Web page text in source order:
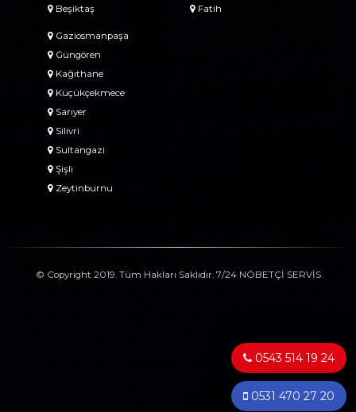
Beşiktaş
Fatih
Gaziosmanpaşa
Güngören
Kağıthane
Küçükçekmece
Sarıyer
Silivri
Sultangazi
Şişli
Zeytinburnu
© Copyright 2019. Tüm Hakları Saklıdır. 7/24 NÖBETÇİ SERVİS
0543 514 19 24
0531 470 27 20